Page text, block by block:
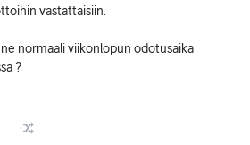
vastattaisiin.
normaali viikonlopun odotusaika
?